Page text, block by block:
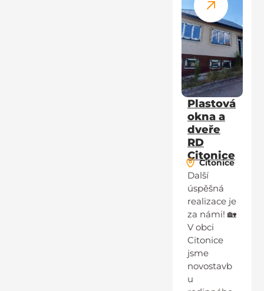
Plastová
okna a
dveře
RD
Citonice
Citonice
Další
úspěšná
realizace je
za námi! 🏡
V obci
Citonice
jsme
novostavb
u